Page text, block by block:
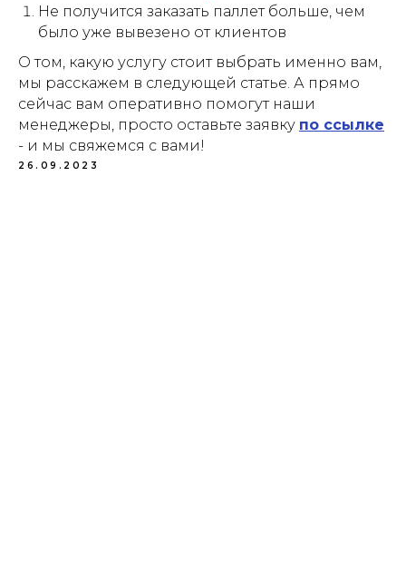
Не получится заказать паллет больше, чем
было уже вывезено от клиентов
О том, какую услугу стоит выбрать именно вам,
мы расскажем в следующей статье. А прямо
сейчас вам оперативно помогут наши
менеджеры, просто оставьте заявку по ссылке
- и мы свяжемся с вами!
26.09.2023